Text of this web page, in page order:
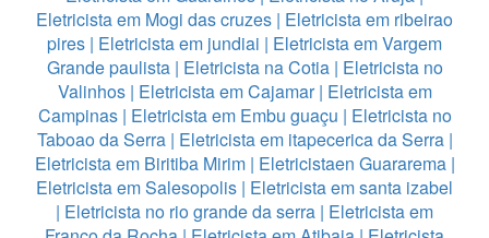
Eletricista em Mogi das cruzes | Eletricista em ribeirao
pires | Eletricista em jundiai | Eletricista em Vargem
Grande paulista| Eletricista na Cotia| Eletricista no
Valinhos| Eletricista em Cajamar| Eletricista em
Campinas| Eletricista em Embu guaçu | Eletricista no
Taboao da Serra| Eletricista em itapecerica da Serra|
Eletricista em Biritiba Mirim| Eletricistaen Guararema|
Eletricista em Salesopolis | Eletricista em santa izabel
| Eletricista no rio grande da serra | Eletricista em